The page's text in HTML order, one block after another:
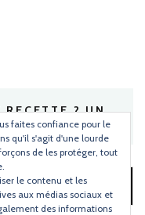
RECETTE ? UN
?faites confiance pour le
qu'il s'agit d'une lourde
de les protéger, tout
le contenu et les
aux médias sociaux et
des informations